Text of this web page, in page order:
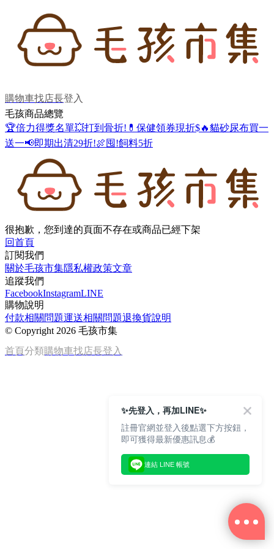
購物車找店長登入
毛孩商品總覽
🏆倍力得獎名單💥打到骨折! 💊保健領券現折$🔥貓砂尿布買一
送一📢即期出清29折!🍖囤!飼料5折
很抱歉，您到達的頁面不存在或商品已經下架
回首頁
訂閱我們
關於毛孩市集隱私權政策文章
追蹤我們
FacebookInstagramLINE
購物說明
付款相關問題運送相關問題退換貨說明
© Copyright 2026 毛孩市集
首頁分類購物車找店長登入
✨先登入，再加LINE✨
註冊官網並登入後點選下方按鈕，
即可獲得最新優惠訊息💰
連結 LINE 帳號